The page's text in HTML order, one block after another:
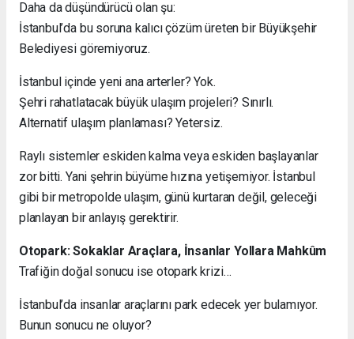
Daha da düşündürücü olan şu:
İstanbul’da bu soruna kalıcı çözüm üreten bir Büyükşehir
Belediyesi göremiyoruz.
İstanbul içinde yeni ana arterler? Yok.
Şehri rahatlatacak büyük ulaşım projeleri? Sınırlı.
Alternatif ulaşım planlaması? Yetersiz.
Raylı sistemler eskiden kalma veya eskiden başlayanlar
zor bitti. Yani şehrin büyüme hızına yetişemiyor. İstanbul
gibi bir metropolde ulaşım, günü kurtaran değil, geleceği
planlayan bir anlayış gerektirir.
Otopark: Sokaklar Araçlara, İnsanlar Yollara Mahkûm
Trafiğin doğal sonucu ise otopark krizi…
İstanbul’da insanlar araçlarını park edecek yer bulamıyor.
Bunun sonucu ne oluyor?